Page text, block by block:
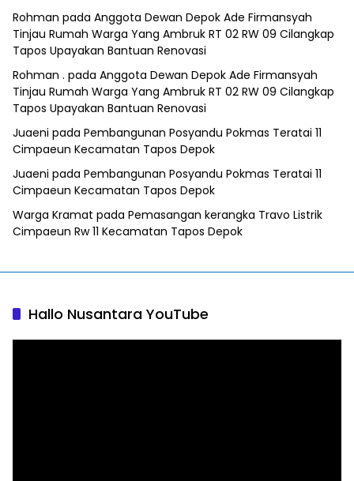
Rohman pada Anggota Dewan Depok Ade Firmansyah
Tinjau Rumah Warga Yang Ambruk RT 02 RW 09 Cilangkap
Tapos Upayakan Bantuan Renovasi
Rohman . pada Anggota Dewan Depok Ade Firmansyah
Tinjau Rumah Warga Yang Ambruk RT 02 RW 09 Cilangkap
Tapos Upayakan Bantuan Renovasi
Juaeni pada Pembangunan Posyandu Pokmas Teratai 11
Cimpaeun Kecamatan Tapos Depok
Juaeni pada Pembangunan Posyandu Pokmas Teratai 11
Cimpaeun Kecamatan Tapos Depok
Warga Kramat pada Pemasangan kerangka Travo Listrik
Cimpaeun Rw 11 Kecamatan Tapos Depok
Hallo Nusantara YouTube